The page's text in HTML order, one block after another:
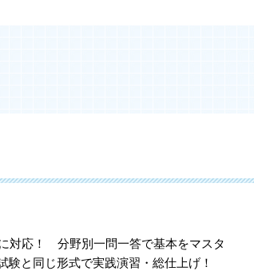
対応！ 分野別一問一答で基本をマスタ
と同じ形式で実践演習・総仕上げ！